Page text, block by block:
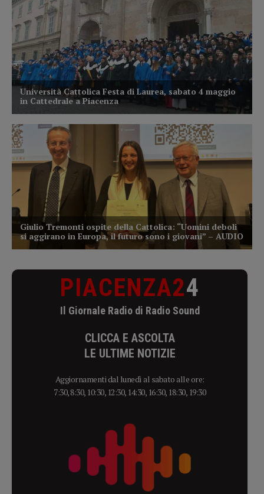
PIACENZA24
Il Giornale Radio di Radio Sound
CLICCA E ASCOLTA
LE ULTIME NOTIZIE
Aggiornamenti dal lunedì al sabato alle ore:
7:30, 8:30, 10:30, 12:30, 14:30, 16:30, 18:30, 19:30